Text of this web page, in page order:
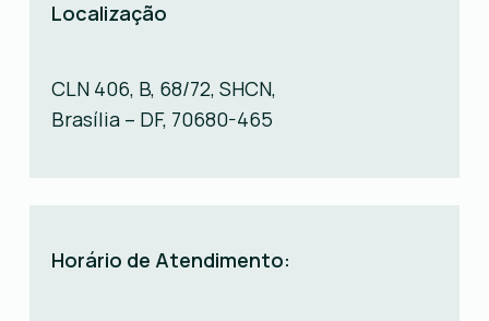
Localização
CLN 406, B, 68/72, SHCN,
Brasília – DF, 70680-465
Horário de Atendimento: